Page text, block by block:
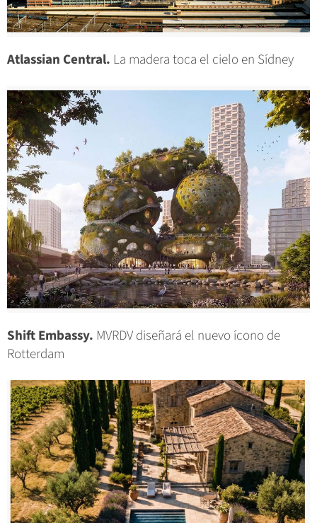
Atlassian Central. La madera toca el cielo en Sídney
Shift Embassy. MVRDV diseñará el nuevo ícono de
Rotterdam